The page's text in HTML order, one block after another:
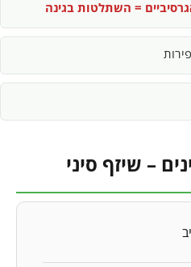
= השתלטות בגינה
– שיזף סיני